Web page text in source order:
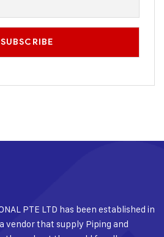
PTE LTD has been established in
vendor that supply Piping and